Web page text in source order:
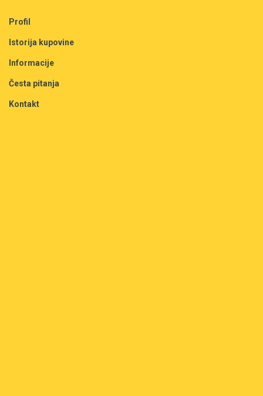
Profil
Istorija kupovine
Informacije
Česta pitanja
Kontakt